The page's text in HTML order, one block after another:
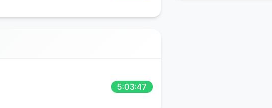
5:03:47